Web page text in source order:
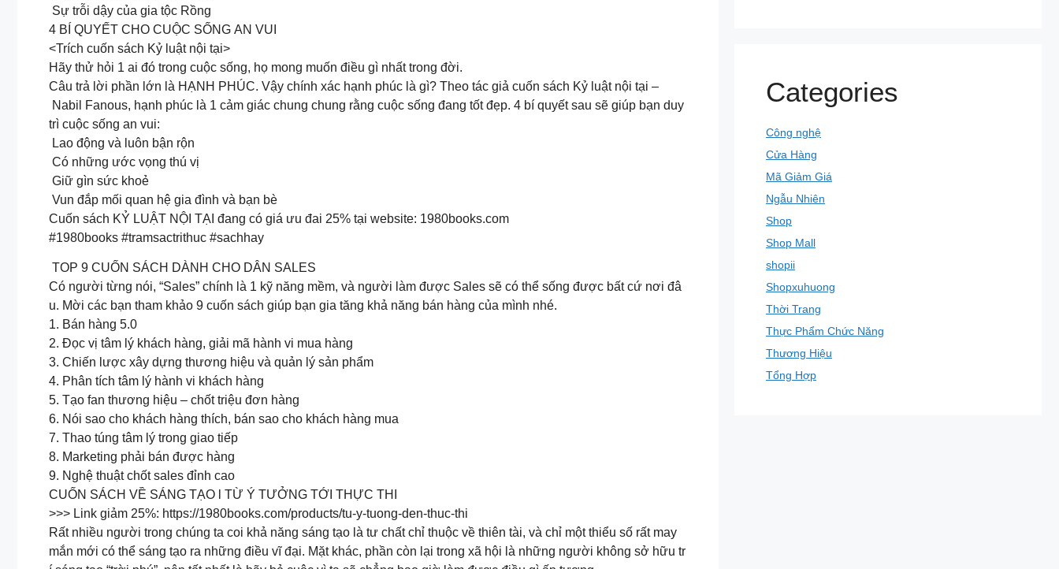
Sự trỗi dậy của gia tộc Rồng
4 BÍ QUYẾT CHO CUỘC SỐNG AN VUI
<Trích cuốn sách Kỷ luật nội tại>
Hãy thử hỏi 1 ai đó trong cuộc sống, họ mong muốn điều gì nhất trong đời.
Câu trả lời phần lớn là HẠNH PHÚC. Vậy chính xác hạnh phúc là gì? Theo tác giả cuốn sách Kỷ luật nội tại –
Nabil Fanous, hạnh phúc là 1 cảm giác chung chung rằng cuộc sống đang tốt đẹp. 4 bí quyết sau sẽ giúp bạn duy
trì cuộc sống an vui:
Lao động và luôn bận rộn
Có những ước vọng thú vị
Giữ gìn sức khoẻ
Vun đắp mối quan hệ gia đình và bạn bè
Cuốn sách KỶ LUẬT NỘI TẠI đang có giá ưu đai 25% tại website: 1980books.com
#1980books #tramsactrithuc #sachhay
TOP 9 CUỐN SÁCH DÀNH CHO DÂN SALES
Có người từng nói, “Sales” chính là 1 kỹ năng mềm, và người làm được Sales sẽ có thể sống được bất cứ nơi đâ
u. Mời các bạn tham khảo 9 cuốn sách giúp bạn gia tăng khả năng bán hàng của mình nhé.
1. Bán hàng 5.0
2. Đọc vị tâm lý khách hàng, giải mã hành vi mua hàng
3. Chiến lược xây dựng thương hiệu và quản lý sản phẩm
4. Phân tích tâm lý hành vi khách hàng
5. Tạo fan thương hiệu – chốt triệu đơn hàng
6. Nói sao cho khách hàng thích, bán sao cho khách hàng mua
7. Thao túng tâm lý trong giao tiếp
8. Marketing phải bán được hàng
9. Nghệ thuật chốt sales đỉnh cao
CUỐN SÁCH VỀ SÁNG TẠO l TỪ Ý TƯỞNG TỚI THỰC THI
>>> Link giảm 25%: https://1980books.com/products/tu-y-tuong-den-thuc-thi
Rất nhiều người trong chúng ta coi khả năng sáng tạo là tư chất chỉ thuộc về thiên tài, và chỉ một thiểu số rất may
mắn mới có thể sáng tạo ra những điều vĩ đại. Mặt khác, phần còn lại trong xã hội là những người không sở hữu tr
Categories
Công nghệ
Cửa Hàng
Mã Giảm Giá
Ngẫu Nhiên
Shop
Shop Mall
shopii
Shopxuhuong
Thời Trang
Thực Phẩm Chức Năng
Thương Hiệu
Tổng Hợp